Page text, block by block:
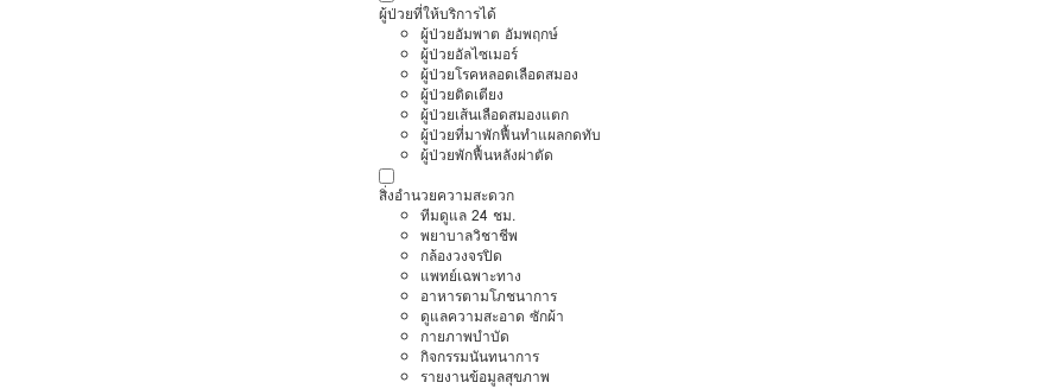
ผู้ป่วยที่ให้บริการได้
ผู้ป่วยอัมพาต อัมพฤกษ์
ผู้ป่วยอัลไซเมอร์
ผู้ป่วยโรคหลอดเลือดสมอง
ผู้ป่วยติดเตียง
ผู้ป่วยเส้นเลือดสมองแตก
ผู้ป่วยที่มาพักฟื้นทำแผลกดทับ
ผู้ป่วยพักฟื้นหลังผ่าตัด
สิ่งอำนวยความสะดวก
ทีมดูแล 24 ชม.
พยาบาลวิชาชีพ
กล้องวงจรปิด
แพทย์เฉพาะทาง
อาหารตามโภชนาการ
ดูแลความสะอาด ซักผ้า
กายภาพบำบัด
กิจกรรมนันทนาการ
รายงานข้อมูลสุขภาพ